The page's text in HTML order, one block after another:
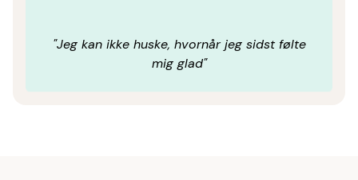
"Jeg kan ikke huske, hvornår jeg sidst følte
mig glad"